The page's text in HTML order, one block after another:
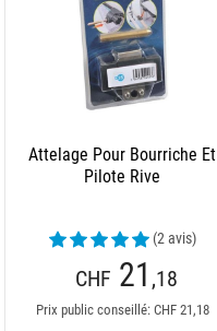
Attelage Pour Bourriche Et
Pilote Rive
(2 avis)
CHF 21 ,18
Prix public conseillé: CHF 21,18